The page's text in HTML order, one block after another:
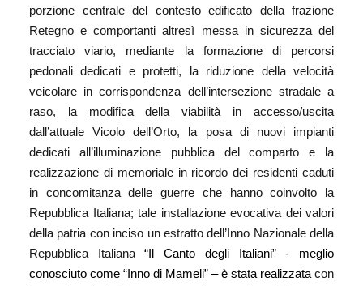
porzione centrale del contesto edificato della frazione
Retegno e comportanti altresì messa in sicurezza del
tracciato viario, mediante la formazione di percorsi
pedonali dedicati e protetti, la riduzione della velocità
veicolare in corrispondenza dell’intersezione stradale a
raso, la modifica della viabilità in accesso/uscita
dall’attuale Vicolo dell’Orto, la posa di nuovi impianti
dedicati all’illuminazione pubblica del comparto e la
realizzazione di memoriale in ricordo dei residenti caduti
in concomitanza delle guerre che hanno coinvolto la
Repubblica Italiana; tale installazione evocativa dei valori
della patria con inciso un estratto dell’Inno Nazionale della
Repubblica Italiana“Il Canto degli Italiani” - meglio
conosciuto come “Inno di Mameli” – è stata realizzata con